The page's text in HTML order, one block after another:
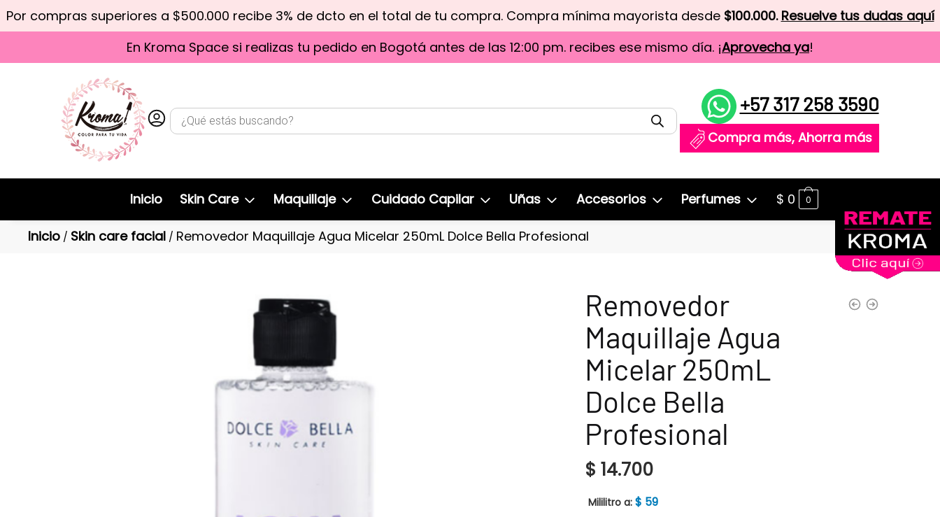
Por compras superiores a $500.000 recibe 3% de dcto en el total de tu compra. Compra mínima mayorista desde $100.000. Resuelve tus dudas aquí
En Kroma Space si realizas tu pedido en Bogotá antes de las 12:00 pm. recibes ese mismo día. ¡Aprovecha ya!
+57 317 258 3590
Compra más, Ahorra más
Inicio Skin Care Maquillaje Cuidado Capilar Uñas Accesorios Perfumes $ 0 0
Inicio / Skin care facial / Removedor Maquillaje Agua Micelar 250mL Dolce Bella Profesional
Removedor
Maquillaje Agua
Micelar 250mL
Dolce Bella
Profesional
$ 14.700
Mililitro a: $ 59